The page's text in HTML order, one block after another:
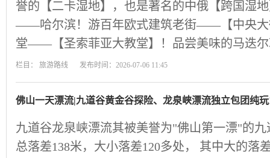
誉的【二卡湿地】，也是著名的中俄【跨国湿
——哈尔滨！游百年欧式建筑老街——【中央大
堂——【圣索菲亚大教堂】！品尝美味的马迭
栏目： 旅游路线 发布时间：2026-07-06 11:45
佛山一天漂流|九道谷黄金谷探险、龙泉峡漂流独立包团纯
九道谷龙泉峡漂流其被美誉为"佛山第一漂"的
总落差138米，大小落差120多处， 其中大的落